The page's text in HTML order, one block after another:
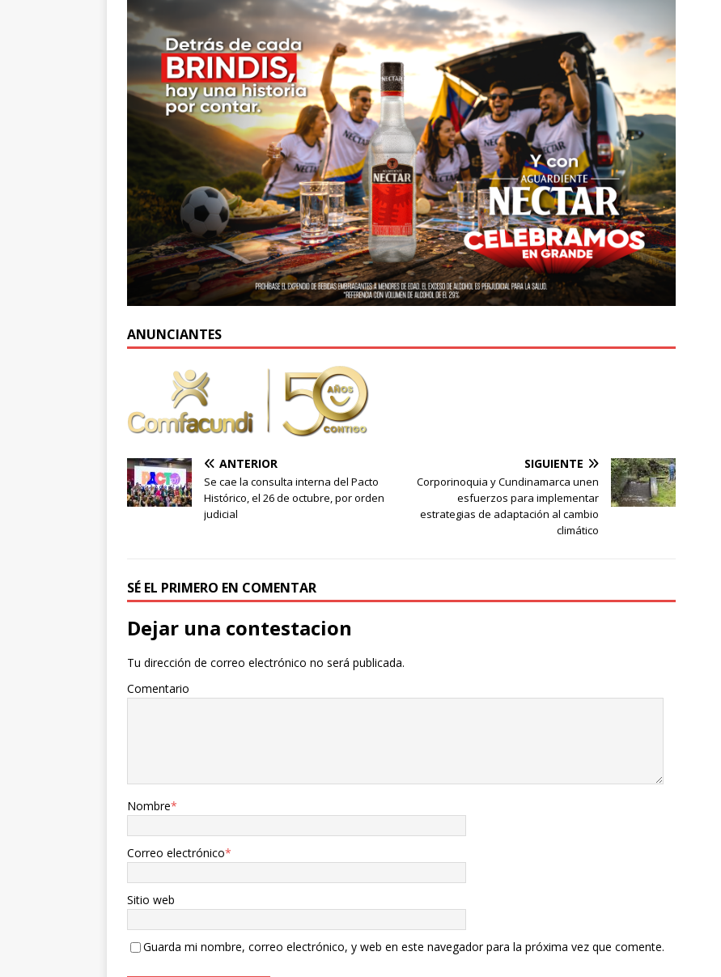
ANUNCIANTES
ANTERIOR
Se cae la consulta interna del Pacto
Histórico, el 26 de octubre, por orden
judicial
SIGUIENTE
Corporinoquia y Cundinamarca unen
esfuerzos para implementar
estrategias de adaptación al cambio
climático
SÉ EL PRIMERO EN COMENTAR
Dejar una contestacion
Tu dirección de correo electrónico no será publicada.
Comentario
Nombre*
Correo electrónico*
Sitio web
Guarda mi nombre, correo electrónico, y web en este navegador para la próxima vez que comente.